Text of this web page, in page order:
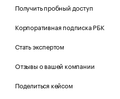
Получить пробный доступ
Корпоративная подписка РБК
Стать экспертом
Отзывы о вашей компании
Поделиться кейсом